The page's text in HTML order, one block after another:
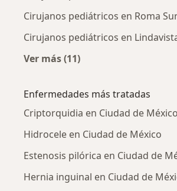
Cirujanos pediátricos en Roma
Cirujanos pediátricos en
Ver más (11)
Enfermedades más tratadas
Criptorquidia en Ciudad de México
Hidrocele en Ciudad de México
Estenosis pilórica en Ciudad de
Hernia inguinal en Ciudad de